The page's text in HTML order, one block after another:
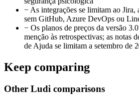
− As integrações se limitam ao
sem GitHub, Azure DevOps ou
− Os planos de preços da versão
menção às retrospectivas; as notas
de Ajuda se limitam a setembro de
Keep comparing
Other Ludi comparisons